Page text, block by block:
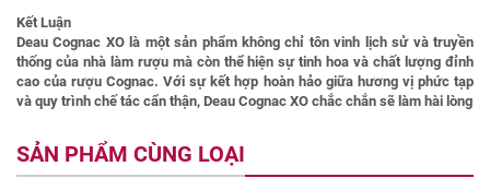
Kết Luận
Deau Cognac XO là một sản phẩm không chỉ tôn vinh lịch sử và truyền
thống của nhà làm rượu mà còn thể hiện sự tinh hoa và chất lượng đỉnh
cao của rượu Cognac. Với sự kết hợp hoàn hảo giữa hương vị phức tạp
và quy trình chế tác cẩn thận, Deau Cognac XO chắc chắn sẽ làm hài lòng
SẢN PHẨM CÙNG LOẠI